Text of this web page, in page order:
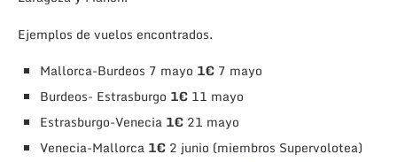
Ejemplos de vuelos encontrados.
Mallorca-Burdeos 7 mayo 1€ 7 mayo
Burdeos- Estrasburgo 1€ 11 mayo
Estrasburgo-Venecia 1€ 21 mayo
Venecia-Mallorca 1€ 2 junio (miembros Supervolotea)